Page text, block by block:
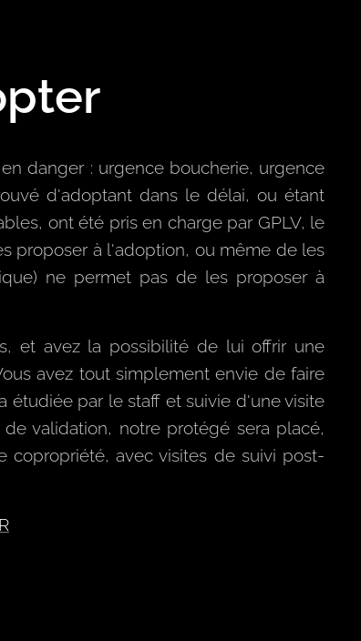
danger : urgence boucherie, urgence
d'adoptant dans le délai, ou étant
ont été pris en charge par GPLV, le
proposer à l'adoption, ou même de les
ne permet pas de les proposer à
et avez la possibilité de lui offrir une
avez tout simplement envie de faire
étudiée par le staff et suivie d'une visite
validation, notre protégé sera placé,
copropriété, avec visites de suivi post-